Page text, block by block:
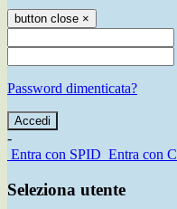
button close ×
Password dimenticata?
-
Entra con SPID Entra con
Seleziona utente